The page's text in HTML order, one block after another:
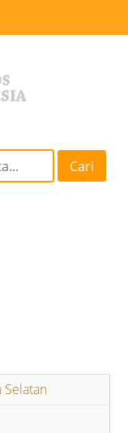
Cari
Selatan